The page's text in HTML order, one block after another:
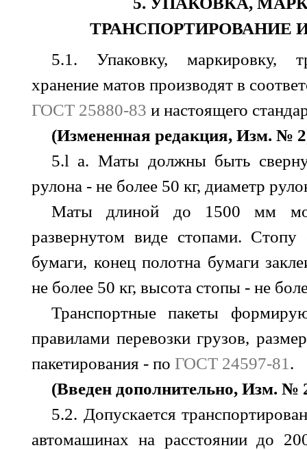
ТРАНСПОРТИРОВАНИЕ
5.1. Упаковку, маркировку,
хранение матов производят в
ГОСТ 25880-83 и настоящего
(Измененная редакция, Изм. №
5.l a. Маты должны быть
рулона - не более 50 кг, диаметр
Маты длиной до 1500 мм
развернутом виде стопами.
бумаги, конец полотна бумаги
не более 50 кг, высота стопы - не
Транспортные пакеты
правилами перевозки грузов,
пакетирования - поГОСТ 24597-81 .
(Введен дополнительно, Изм. №
5.2. Допускается
автомашинах на расстоянии до